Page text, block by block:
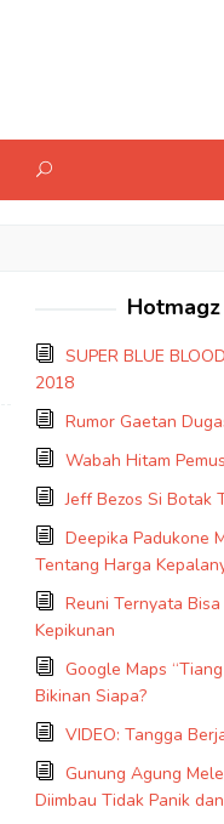
SUPER BLUE
2018
Rumor Gaetan
Wabah Hitam
Jeff Bezos Si Botak
Deepika Padukone
Tentang Harga
Reuni Ternyata
Kepikunan
Google Maps
Bikinan Siapa?
VIDEO: Tangga
Gunung Agung
Diimbau Tidak Panik